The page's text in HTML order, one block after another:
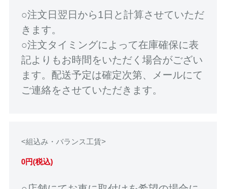
○注文日翌日から1日と計算させていただ
きます。
○注文タイミングによって在庫確保に表
記よりもお時間をいただく場合がござい
ます。配送予定は確定次第、メールにて
ご連絡をさせていただきます。
<組込み・バランス工賃>
0円(税込)